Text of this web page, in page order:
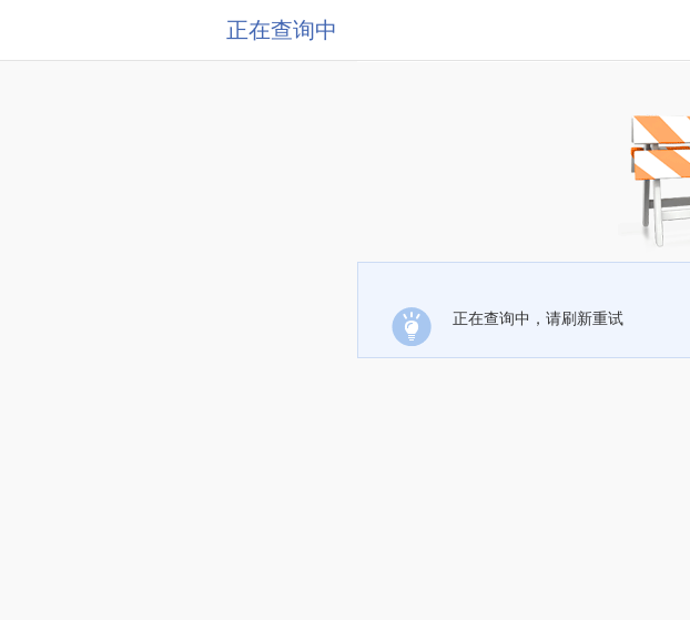
正在查询中
正在查询中，请刷新重试